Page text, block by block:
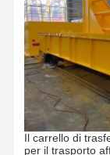
Il carrello di
per il trasporto